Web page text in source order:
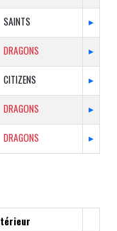
SAINTS ▸
DRAGONS ▸
CITIZENS ▸
DRAGONS ▸
DRAGONS ▸